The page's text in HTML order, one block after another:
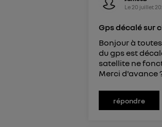
Le 20 juillet
Gps décalé sur
Bonjour à
du gps est
satellite ne
Merci d'avance
répondre